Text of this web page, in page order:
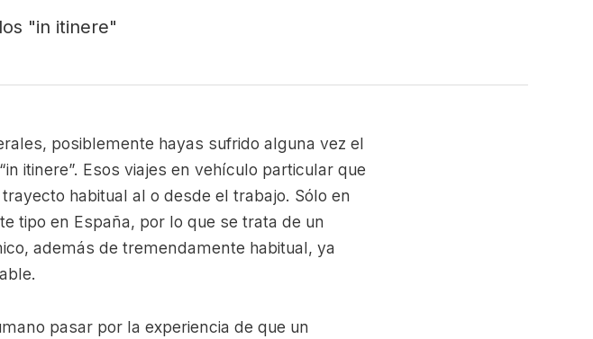
"in itinere"
posiblemente hayas sufrido alguna vez el
itinere”. Esos viajes en vehículo particular que
habitual al o desde el trabajo. Sólo en
tipo en España, por lo que se trata de un
además de tremendamente habitual, ya
pasar por la experiencia de que un